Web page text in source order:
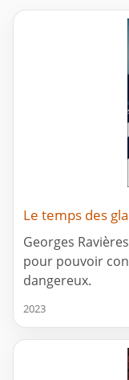
Le temps des
Georges
pour pouvoir
dangereux.
2023